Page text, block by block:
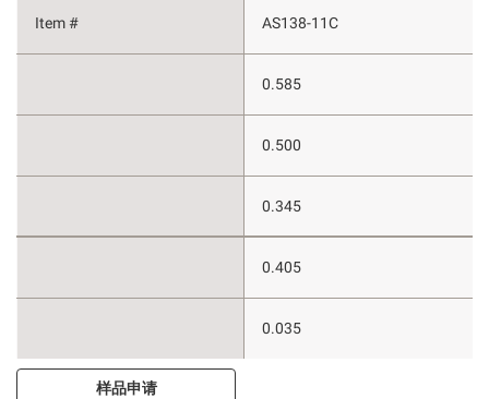
AS138-11C
0.585
0.500
0.345
0.405
0.035
样品申请